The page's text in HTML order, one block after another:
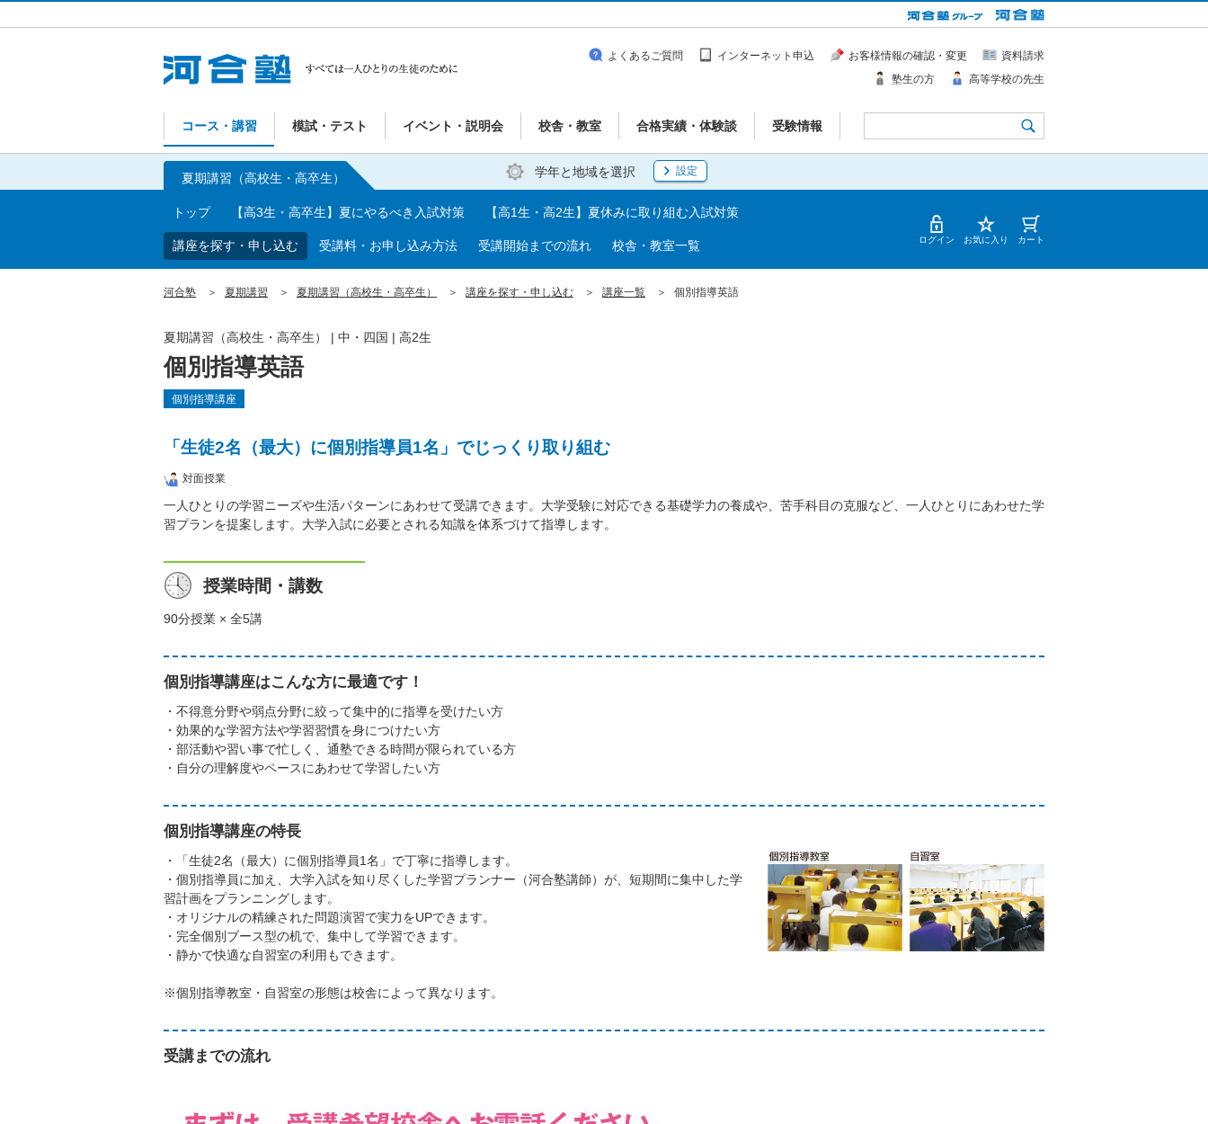
コース・講習 模試・テスト イベント・説明会 校舎・教室 合格実績・体験談 受験情報
よくあるご質問 インターネット申込 お客様情報の確認・変更
資料請求
塾生の方
高等学校の先生
学年と地域を選択 設定
夏期講習（高校生・高卒生）
トップ 【高3生・高卒生】夏にやるべき入試対策 【高1生・高2生】夏休みに取り組む入試対策
講座を探す・申し込む 受講料・お申し込み方法 受講開始までの流れ 校舎・教室一覧 ログイン お気に入り カート
河合塾 夏期講習 夏期講習（高校生・高卒生） 講座を探す・申し込む 講座一覧 個別指導英語
個別指導英語
夏期講習（高校生・高卒生） | 中・四国 | 高2生
個別指導講座
「生徒2名（最大）に個別指導員1名」でじっくり取り組む
対面授業
一人ひとりの学習ニーズや生活パターンにあわせて受講できます。大学受験に対応できる基礎学力の養成や、苦手科目の克服など、一人ひとりにあわせた学
習プランを提案します。大学入試に必要とされる知識を体系づけて指導します。
授業時間・講数
90分授業 × 全5講
個別指導講座はこんな方に最適です！
・不得意分野や弱点分野に絞って集中的に指導を受けたい方
・効果的な学習方法や学習習慣を身につけたい方
・部活動や習い事で忙しく、通塾できる時間が限られている方
・自分の理解度やペースにあわせて学習したい方
個別指導講座の特長
・「生徒2名（最大）に個別指導員1名」で丁寧に指導します。
・個別指導員に加え、大学入試を知り尽くした学習プランナー（河合塾講師）が、短期間に集中した学
習計画をプランニングします。
・オリジナルの精練された問題演習で実力をUPできます。
・完全個別ブース型の机で、集中して学習できます。
・静かで快適な自習室の利用もできます。
※個別指導教室・自習室の形態は校舎によって異なります。
受講までの流れ